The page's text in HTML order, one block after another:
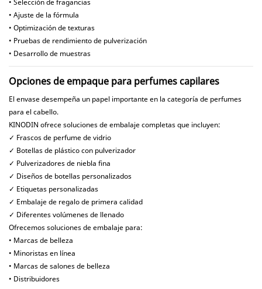
• Selección de fragancias
• Ajuste de la fórmula
• Optimización de texturas
• Pruebas de rendimiento de pulverización
• Desarrollo de muestras
Opciones de empaque para perfumes capilares
El envase desempeña un papel importante en la categoría de perfumes
para el cabello.
KINODIN ofrece soluciones de embalaje completas que incluyen:
✓ Frascos de perfume de vidrio
✓ Botellas de plástico con pulverizador
✓ Pulverizadores de niebla fina
✓ Diseños de botellas personalizados
✓ Etiquetas personalizadas
✓ Embalaje de regalo de primera calidad
✓ Diferentes volúmenes de llenado
Ofrecemos soluciones de embalaje para:
• Marcas de belleza
• Minoristas en línea
• Marcas de salones de belleza
• Distribuidores